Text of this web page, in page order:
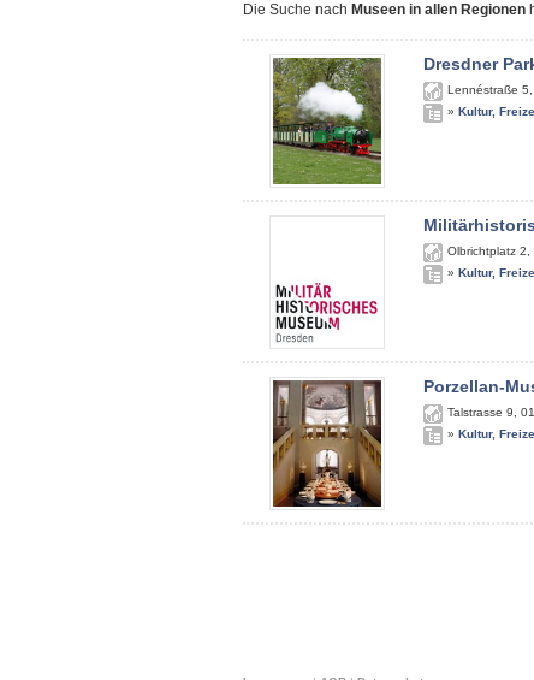
Die Suche nach Museen in allen Regionen
Dresdner
Lennéstraße 5
» Kultur,
Olbrichtplatz 2
» Kultur,
Porzellan-
Talstrasse 9
» Kultur,